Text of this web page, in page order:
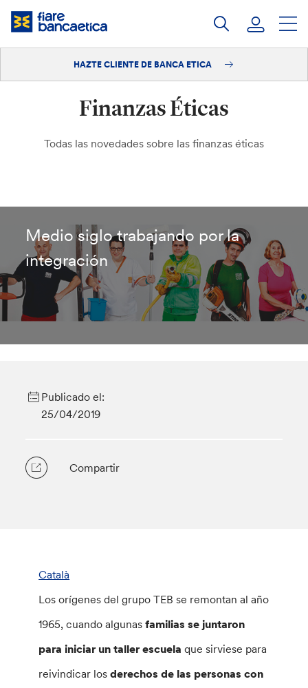
Saltar
HAZTE CLIENTE DE BANCA ETICA
Finanzas Éticas
Todas las novedades sobre las finanzas éticas
Medio siglo trabajando por la
integración
Publicado el:
25/04/2019
Compartir
Català
Los orígenes del grupo TEB se remontan al año
1965, cuando algunasfamilias se juntaron
para iniciar un taller escuelaque sirviese para
reivindicar losderechos de las personas con